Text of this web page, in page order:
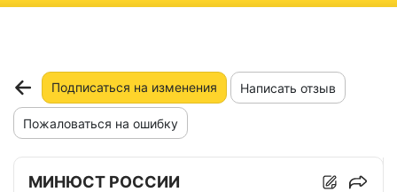
Подписаться на изменения Написать отзыв
Пожаловаться на ошибку
МИНЮСТ РОССИИ